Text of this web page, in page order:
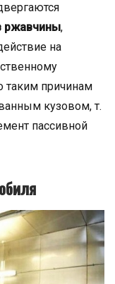
ржавчины,
на
таким причинам
кузовом, т.
пассивной